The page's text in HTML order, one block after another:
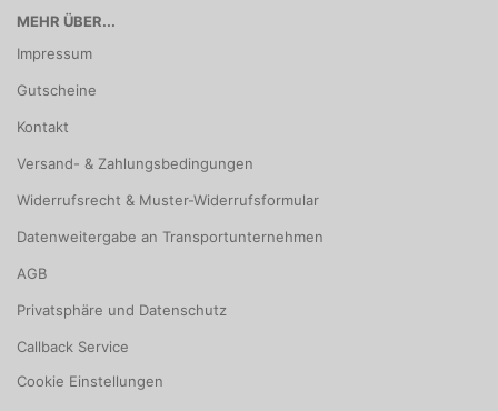
MEHR ÜBER...
Impressum
Gutscheine
Kontakt
Versand- & Zahlungsbedingungen
Widerrufsrecht & Muster-Widerrufsformular
Datenweitergabe an Transportunternehmen
AGB
Privatsphäre und Datenschutz
Callback Service
Cookie Einstellungen